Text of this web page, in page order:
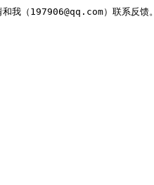
（197906@qq.com）联系反馈。